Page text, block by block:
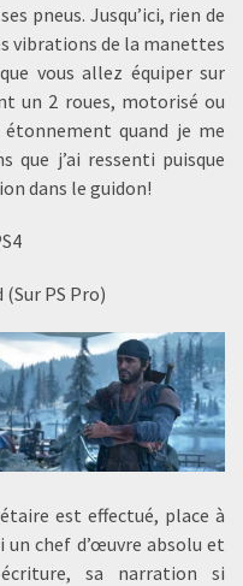
pneus. Jusqu’ici, rien de
vibrations de la manettes
vous allez équiper sur
un 2 roues, motorisé ou
quand je me
que j’ai ressenti puisque
dans le guidon!
PS Pro)
est effectué, place à
un chef d’œuvre absolu et
sa narration si